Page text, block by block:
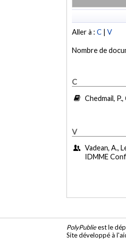
Aller à :C |V
Nombre de
C
Chedmail,
V
Vadean, A.,
IDMME
PolyPublieest le
Site développé à